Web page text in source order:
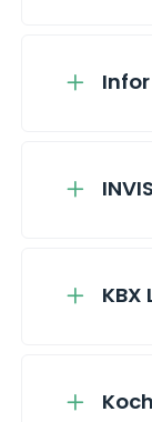
Infor